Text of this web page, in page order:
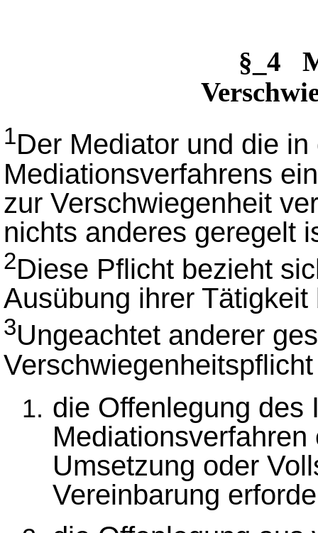
§_4
1Der Mediator und die
Mediationsverfahrens
zur Verschwiegenheit
nichts anderes geregelt
2Diese Pflicht bezieht
Ausübung ihrer
3Ungeachtet anderer
die Offenlegung des
Umsetzung oder
Vereinbarung